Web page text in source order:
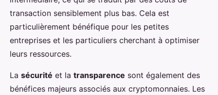
transaction sensiblement plus bas. Cela est
particulièrement bénéfique pour les petites
entreprises et les particuliers cherchant à optimiser
leurs ressources.
La sécurité et la transparence sont également des
bénéfices majeurs associés aux cryptomonnaies. Les